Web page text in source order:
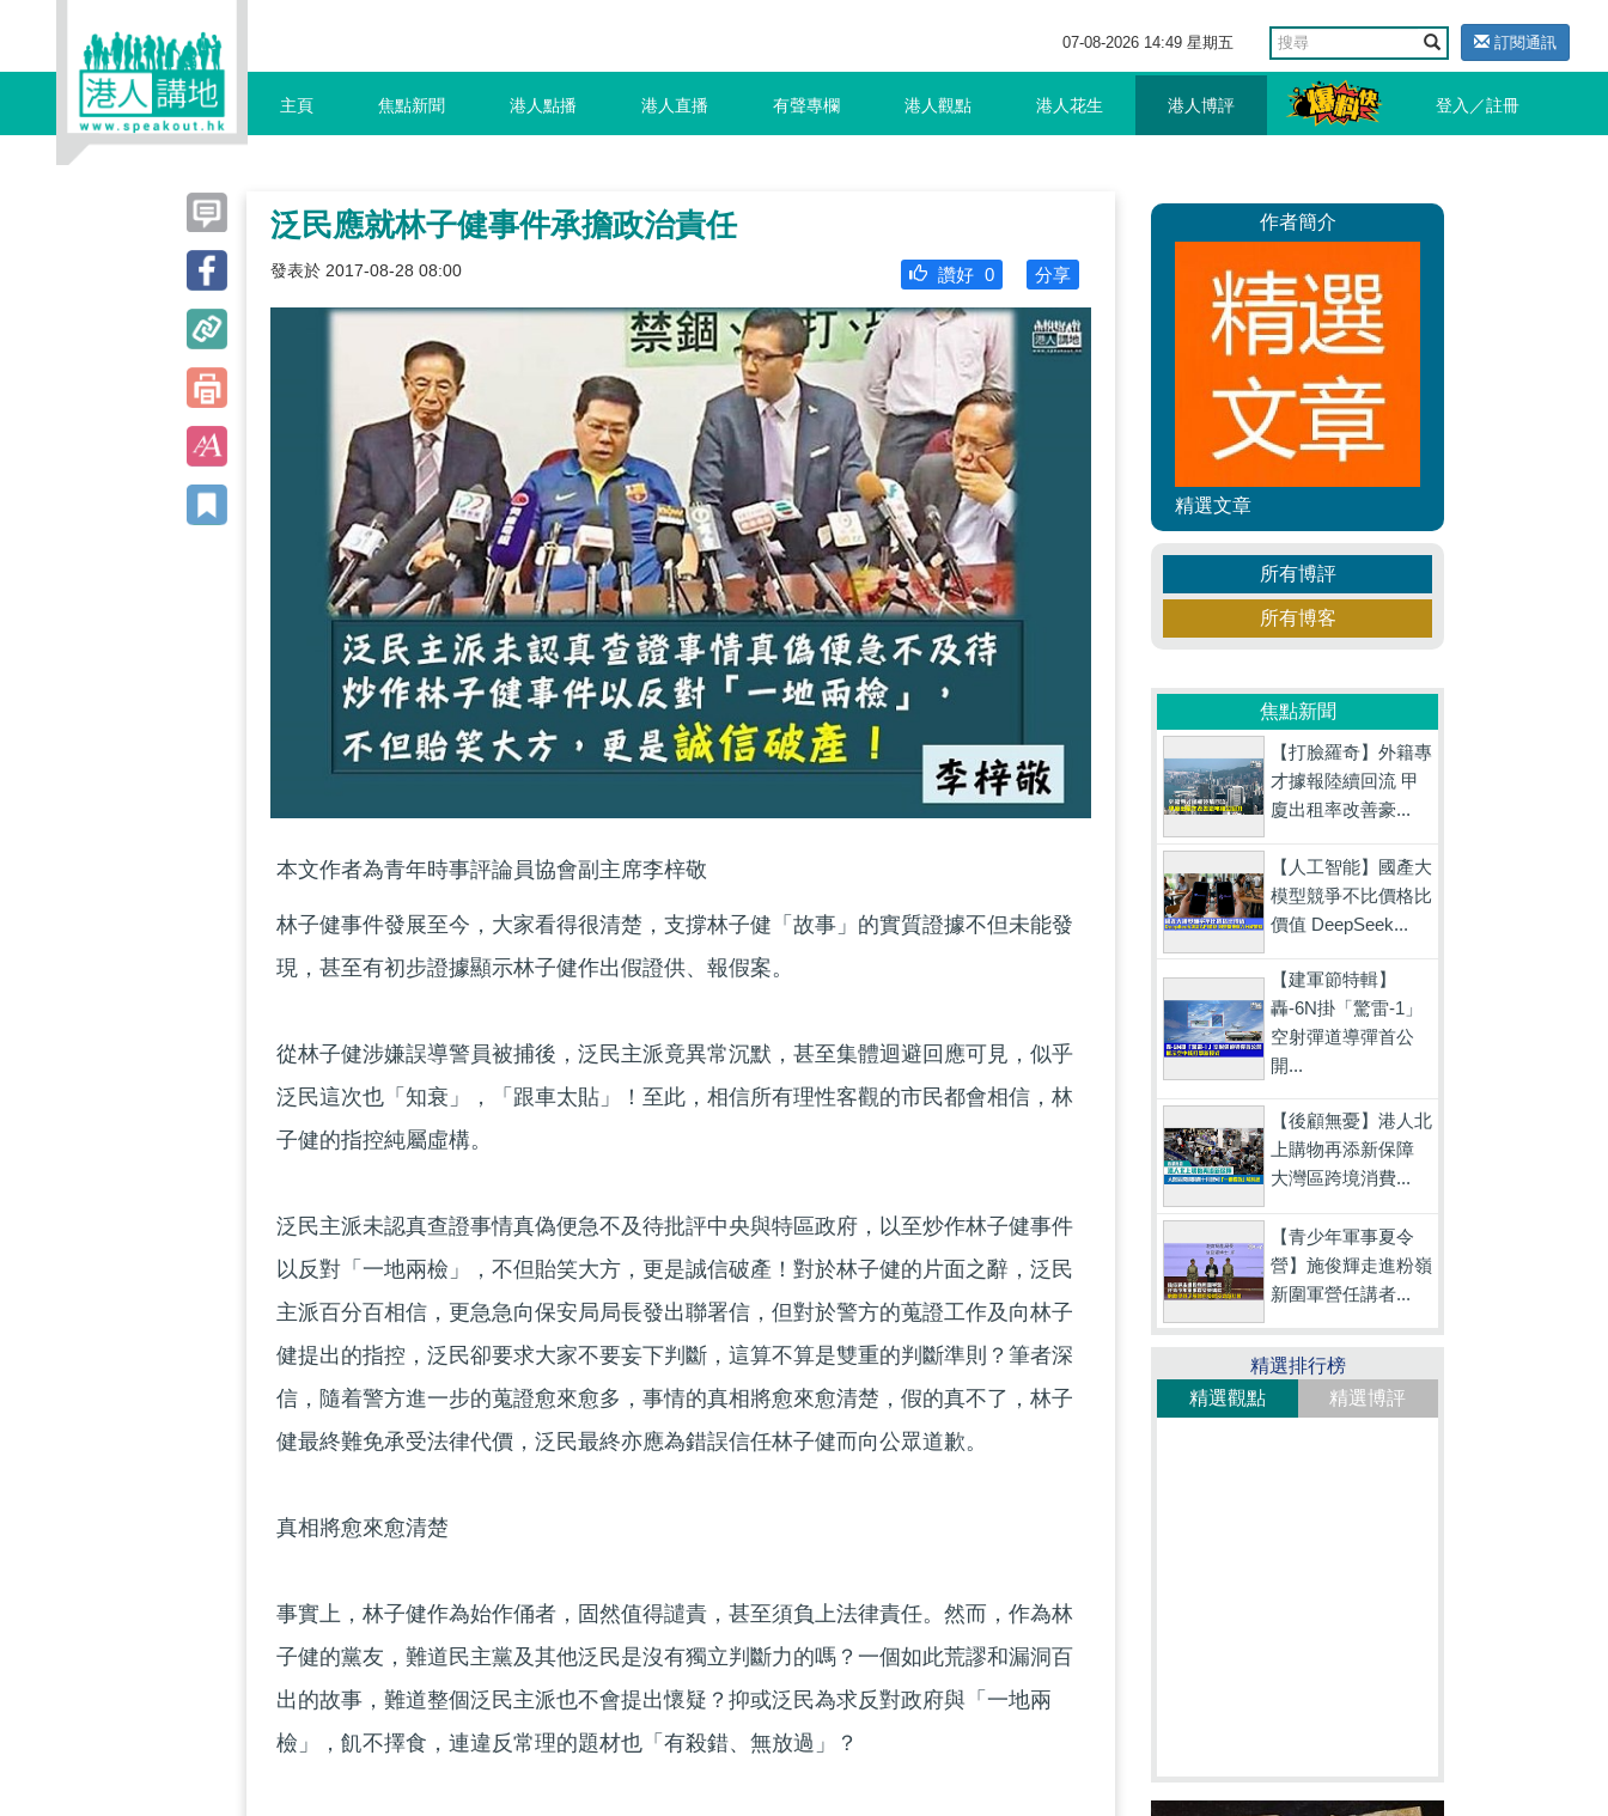
07-08-2026 14:49 星期五 訂閱通訊
主頁 焦點新聞 港人點播 港人直播 有聲專欄 港人觀點 港人花生 港人博評 登入／註冊
泛民應就林子健事件承擔政治責任
發表於 2017-08-28 08:00 分享
讚好 0
本文作者為青年時事評論員協會副主席李梓敬
林子健事件發展至今，大家看得很清楚，支撐林子健「故事」的實質證據不但未能發
現，甚至有初步證據顯示林子健作出假證供、報假案。
從林子健涉嫌誤導警員被捕後，泛民主派竟異常沉默，甚至集體迴避回應可見，似乎
泛民這次也「知衰」，「跟車太貼」！至此，相信所有理性客觀的市民都會相信，林
子健的指控純屬虛構。
泛民主派未認真查證事情真偽便急不及待批評中央與特區政府，以至炒作林子健事件
以反對「一地兩檢」，不但貽笑大方，更是誠信破產！對於林子健的片面之辭，泛民
主派百分百相信，更急急向保安局局長發出聯署信，但對於警方的蒐證工作及向林子
健提出的指控，泛民卻要求大家不要妄下判斷，這算不算是雙重的判斷準則？筆者深
信，隨着警方進一步的蒐證愈來愈多，事情的真相將愈來愈清楚，假的真不了，林子
健最終難免承受法律代價，泛民最終亦應為錯誤信任林子健而向公眾道歉。
真相將愈來愈清楚
事實上，林子健作為始作俑者，固然值得譴責，甚至須負上法律責任。然而，作為林
子健的黨友，難道民主黨及其他泛民是沒有獨立判斷力的嗎？一個如此荒謬和漏洞百
出的故事，難道整個泛民主派也不會提出懷疑？抑或泛民為求反對政府與「一地兩
檢」，飢不擇食，連違反常理的題材也「有殺錯、無放過」？
作者簡介
精選文章
所有博評
所有博客
焦點新聞
【打臉羅奇】外籍專
才據報陸續回流 甲
廈出租率改善豪...
【人工智能】國產大
模型競爭不比價格比
價值 DeepSeek...
【建軍節特輯】
轟-6N掛「驚雷-1」
空射彈道導彈首公
開...
【後顧無憂】港人北
上購物再添新保障
大灣區跨境消費...
【青少年軍事夏令
營】施俊輝走進粉嶺
新圍軍營任講者...
精選排行榜
精選觀點
精選博評